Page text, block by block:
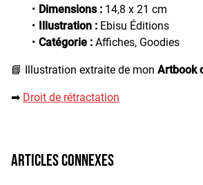
Dimensions : 14,8 x 21 cm
Illustration : Ebisu Éditions
Catégorie : Affiches, Goodies
📘 Illustration extraite de mon Artbook
➡︎ Droit de rétractation
Articles connexes